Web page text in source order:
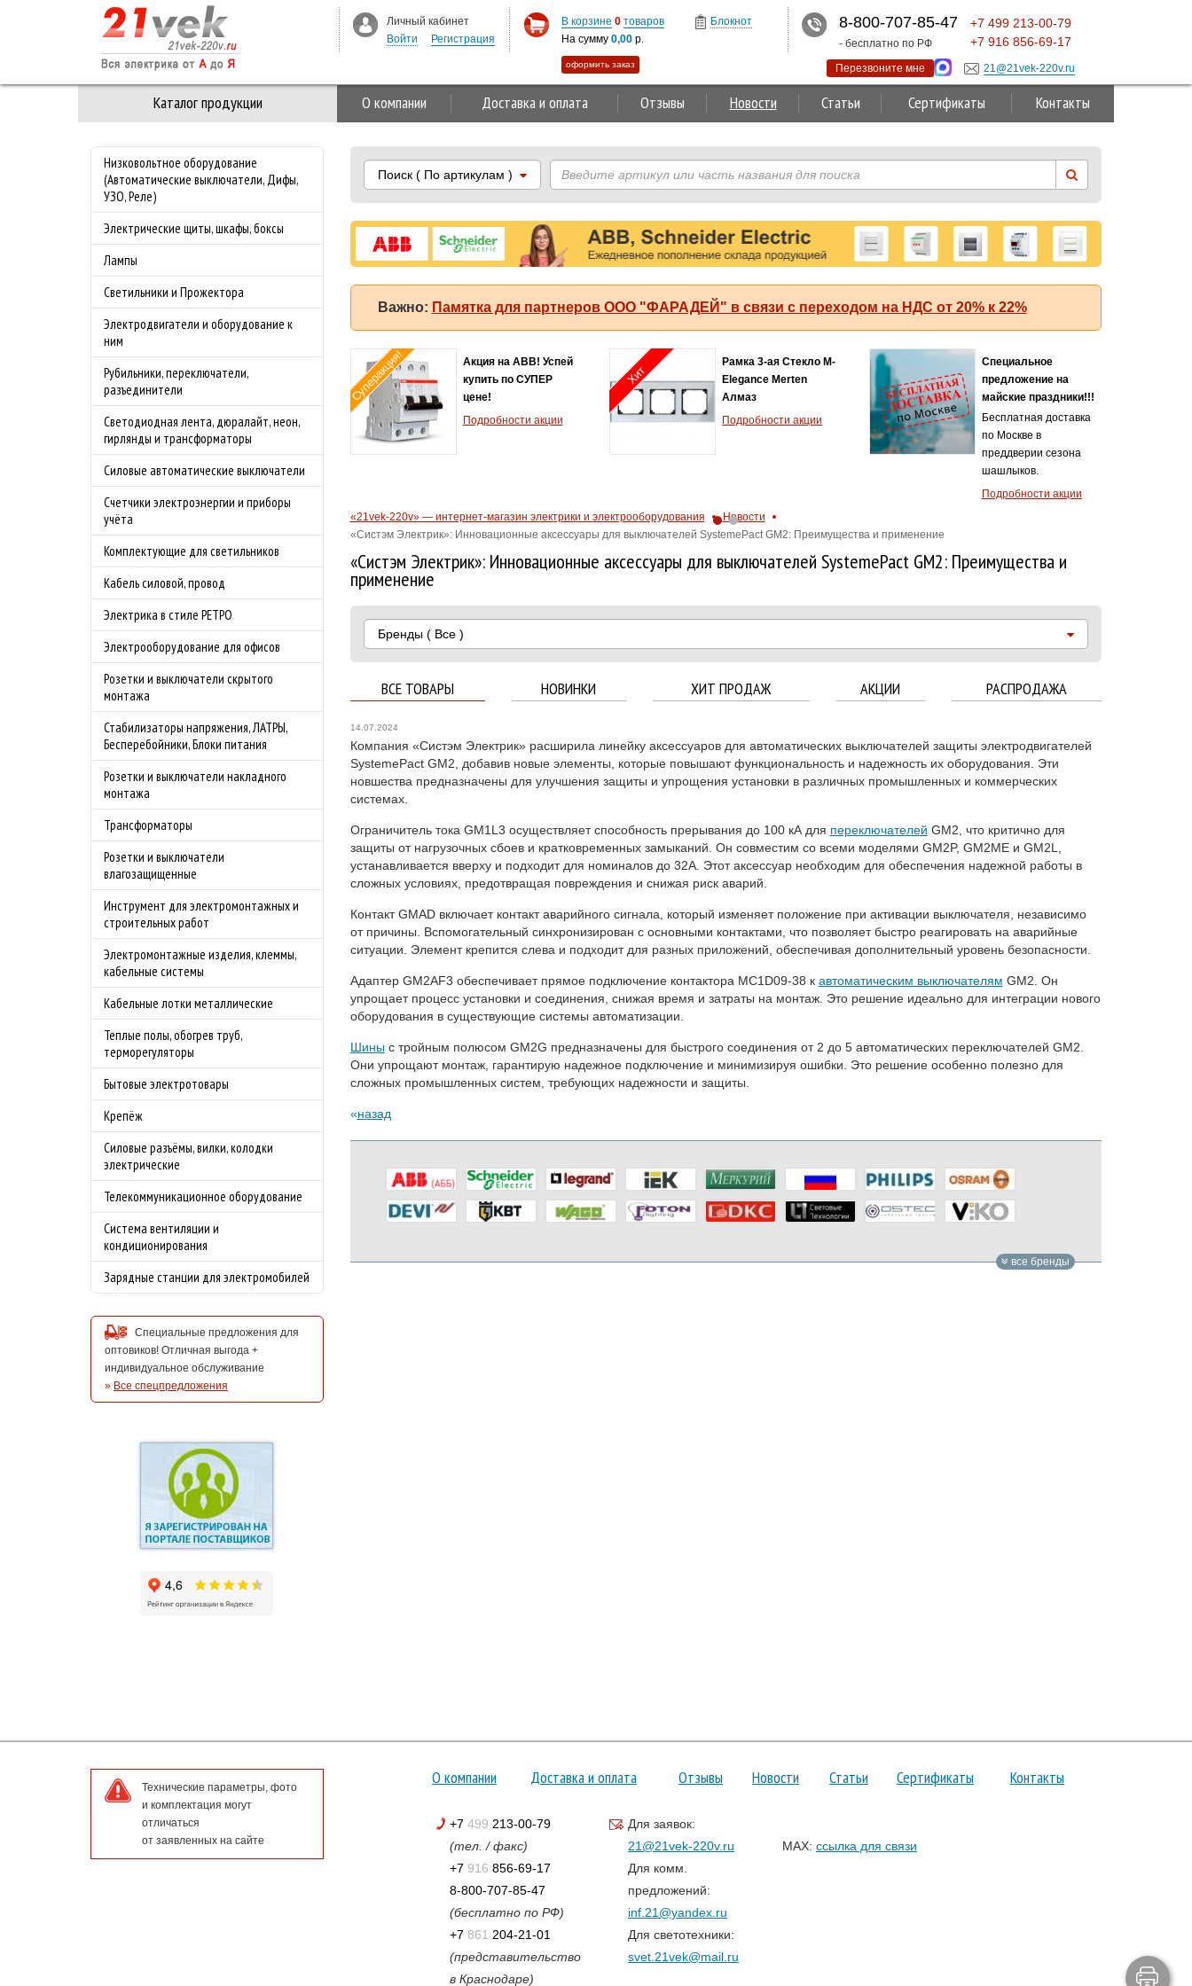
Каталог продукции О компании Доставка и оплата Отзывы Новости Статьи Сертификаты Контакты
Низковольтное оборудование
(Автоматические выключатели, Дифы,
УЗО, Реле)
Электрические щиты, шкафы, боксы
Лампы
Светильники и Прожектора
Электродвигатели и оборудование к
ним
Рубильники, переключатели,
разъединители
Светодиодная лента, дюралайт, неон,
гирлянды и трансформаторы
Силовые автоматические выключатели
Счетчики электроэнергии и приборы
учёта
Комплектующие для светильников
Кабель силовой, провод
Электрика в стиле РЕТРО
Электрооборудование для офисов
Розетки и выключатели скрытого
монтажа
Стабилизаторы напряжения, ЛАТРЫ,
Бесперебойники, Блоки питания
Розетки и выключатели накладного
монтажа
Трансформаторы
Розетки и выключатели
влагозащищенные
Инструмент для электромонтажных и
строительных работ
Электромонтажные изделия, клеммы,
кабельные системы
Кабельные лотки металлические
Теплые полы, обогрев труб,
терморегуляторы
Бытовые электротовары
Крепёж
Силовые разъёмы, вилки, колодки
электрические
Телекоммуникационное оборудование
Система вентиляции и
кондиционирования
Зарядные станции для электромобилей
Специальные предложения для
оптовиков! Отличная выгода +
индивидуальное обслуживание
» Все спецпредложения
Поиск( По артикулам )
Важно: Памятка для партнеров ООО "ФАРАДЕЙ" в связи с переходом на НДС от 20% к 22%
Суперакция!
купить по СУПЕР
Подробности акции
Хит
Рамка 3-ая Стекло M-
Elegance Merten
Подробности акции
Специальное
предложение на
Бесплатная доставка
Хит
Соединитель 2,5мм2
оранжевый Legrand
Capvis
Подробности акции
«21vek-220v» — интернет-магазин электрики и электрооборудования
Новости
«Систэм Электрик»: Инновационные аксессуары для выключателей SystemePact GM2: Преимущества и применение
«Систэм Электрик»: Инновационные аксессуары для выключателей SystemePact GM2: Преимущества и
применение
Бренды( Все )
ВСЕ ТОВАРЫ НОВИНКИ ХИТ ПРОДАЖ АКЦИИ РАСПРОДАЖА
14.07.2024
Компания «Систэм Электрик» расширила линейку аксессуаров для автоматических выключателей защиты электродвигателей
SystemePact GM2, добавив новые элементы, которые повышают функциональность и надежность их оборудования. Эти
новшества предназначены для улучшения защиты и упрощения установки в различных промышленных и коммерческих
системах.
Ограничитель тока GM1L3 осуществляет способность прерывания до 100 кА для переключателей GM2, что критично для
защиты от нагрузочных сбоев и кратковременных замыканий. Он совместим со всеми моделями GM2P, GM2ME и GM2L,
устанавливается вверху и подходит для номиналов до 32А. Этот аксессуар необходим для обеспечения надежной работы в
сложных условиях, предотвращая повреждения и снижая риск аварий.
Контакт GMAD включает контакт аварийного сигнала, который изменяет положение при активации выключателя, независимо
от причины. Вспомогательный синхронизирован с основными контактами, что позволяет быстро реагировать на аварийные
ситуации. Элемент крепится слева и подходит для разных приложений, обеспечивая дополнительный уровень безопасности.
Адаптер GM2AF3 обеспечивает прямое подключение контактора MC1D09-38 к автоматическим выключателям GM2. Он
упрощает процесс установки и соединения, снижая время и затраты на монтаж. Это решение идеально для интеграции нового
оборудования в существующие системы автоматизации.
Шиныс тройным полюсом GM2G предназначены для быстрого соединения от 2 до 5 автоматических переключателей GM2.
Они упрощают монтаж, гарантирую надежное подключение и минимизируя ошибки. Это решение особенно полезно для
сложных промышленных систем, требующих надежности и защиты.
назад
все бренды
Технические параметры, фото
и комплектация могут
отличаться
от заявленных на сайте
О компании Доставка и оплата Отзывы Новости Статьи Сертификаты Контакты
+7 499 213-00-79
(тел. / факс)
+7 916 856-69-17
8-800-707-85-47
(бесплатно по РФ)
+7 861 204-21-01
(представительство
в Краснодаре)
Для заявок:
21@21vek-220v.ru
Для комм.
предложений:
inf.21@yandex.ru
Для светотехники:
svet.21vek@mail.ru
MAX: ссылка для связи
Личный кабинет
Войти
Регистрация
В корзине 0 товаров
На сумму 0,00 р.
оформить заказ
Блокнот 8-800-707-85-47
- бесплатно по РФ
+7 499 213-00-79
+7 916 856-69-17
Перезвоните мне 21@21vek-220v.ru